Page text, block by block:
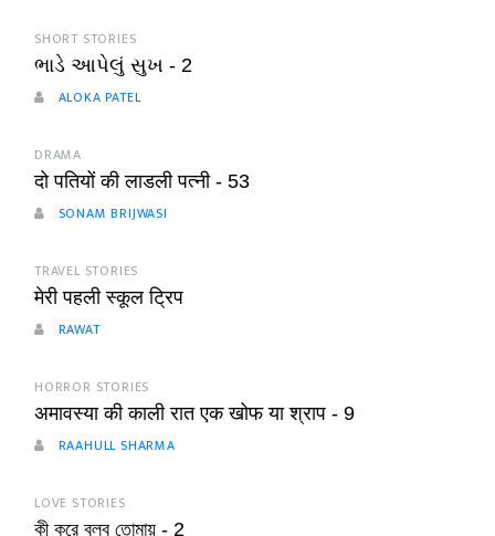
SHORT STORIES
ભાડે આપેલું સુખ - 2
ALOKA PATEL
DRAMA
दो पतियों की लाडली पत्नी - 53
SONAM BRIJWASI
TRAVEL STORIES
मेरी पहली स्कूल ट्रिप
RAWAT
HORROR STORIES
अमावस्या की काली रात एक खोफ या श्राप - 9
RAAHULL SHARMA
LOVE STORIES
কী করে বলব তোমায় - 2